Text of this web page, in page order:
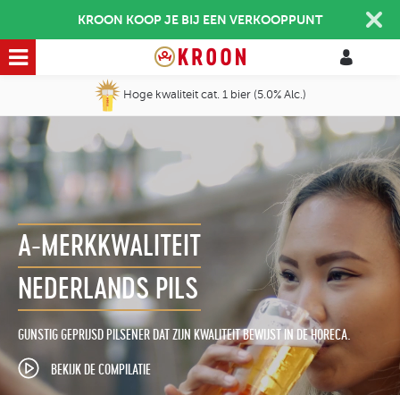
KROON KOOP JE BIJ EEN VERKOOPPUNT
Hoge kwaliteit cat. 1 bier (5.0% Alc.)
A-MERKKWALITEIT
NEDERLANDS PILS
GUNSTIG GEPRIJSD PILSENER DAT ZIJN KWALITEIT BEWIJST IN DE HORECA.
BEKIJK DE COMPILATIE